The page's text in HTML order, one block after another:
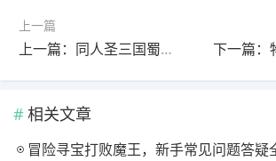
上一篇
上一篇：同人圣三国蜀汉传冬季活动丨炉暖岁寒·雪叩重关，温酒酬知己，盟约暖三冬！
相关文章
冒险寻宝打败魔王，新手常见问题答疑